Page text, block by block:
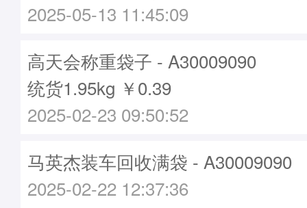
2025-05-13 11:45:09
高天会称重袋子 - A30009090
统货1.95kg ￥0.39
2025-02-23 09:50:52
马英杰装车回收满袋 - A30009090
2025-02-22 12:37:36